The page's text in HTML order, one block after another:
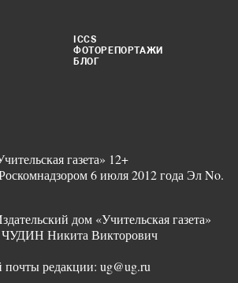
ICCS
ФОТОРЕПОРТАЖИ
БЛОГ
газета» 12+
6 июля 2012 года Эл No.
дом «Учительская газета»
ЧУДИН Никита Викторович
почты редакции: ug@ug.ru